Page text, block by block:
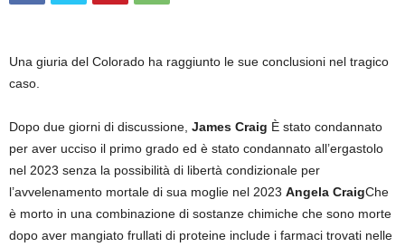
Una giuria del Colorado ha raggiunto le sue conclusioni nel tragico
caso.
Dopo due giorni di discussione, James Craig È stato condannato
per aver ucciso il primo grado ed è stato condannato all’ergastolo
nel 2023 senza la possibilità di libertà condizionale per
l’avvelenamento mortale di sua moglie nel 2023 Angela CraigChe
è morto in una combinazione di sostanze chimiche che sono morte
dopo aver mangiato frullati di proteine include i farmaci trovati nelle